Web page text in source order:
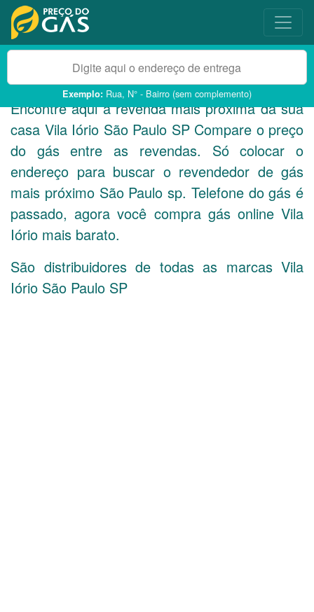
Exemplo: Rua, N° - Bairro (sem complemento)
Encontre aqui a revenda mais próxima da sua
casa Vila Iório São Paulo SPCompare o preço
do gás entre as revendas. Só colocar o
endereço para buscar o revendedor de gás
mais próximo São Paulo sp. Telefone do gás é
passado, agora você compra gás online Vila
Iório mais barato.
São distribuidores de todas as marcas Vila
Iório São Paulo SP